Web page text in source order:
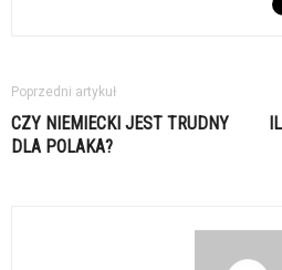
Poprzedni artykuł
CZY NIEMIECKI JEST TRUDNY
DLA POLAKA?